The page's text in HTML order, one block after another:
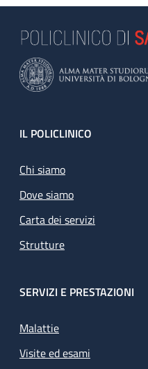
Footer
IL POLICLINICO
Chi siamo
Dove siamo
Carta dei servizi
Strutture
SERVIZI E PRESTAZIONI
Malattie
Visite ed esami